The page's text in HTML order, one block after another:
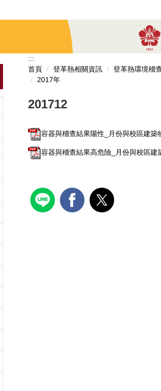
:::
首頁
登革熱相關資訊 登革熱環境稽
2017年
201712
容器與稽查結果陽性_月份與校區建
容器與稽查結果高危險_月份與校區